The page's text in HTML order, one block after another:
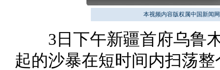
本视频内容版权属中国新闻
3日下午新疆首府乌鲁木
起的沙暴在短时间内扫荡